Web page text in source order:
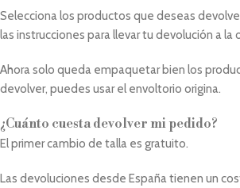
Selecciona los productos que deseas
las instrucciones para llevar tu devolución a la
Ahora solo queda empaquetar bien los
devolver, puedes usar el envoltorio origina.
¿Cuánto cuesta devolver mi pedido?
El primer cambio de talla es gratuito.
Las devoluciones desde España tienen un